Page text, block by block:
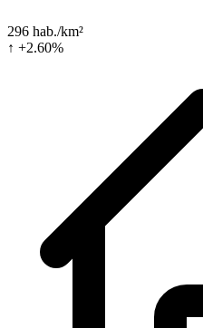
296 hab./km²
↑ +2.60%